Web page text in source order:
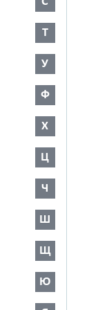
Т
У
Ф
Х
Ц
Ч
Ш
Щ
Ю